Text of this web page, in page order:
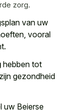
zorg.
van uw
vooral
hebben tot
gezondheid
uw Beierse